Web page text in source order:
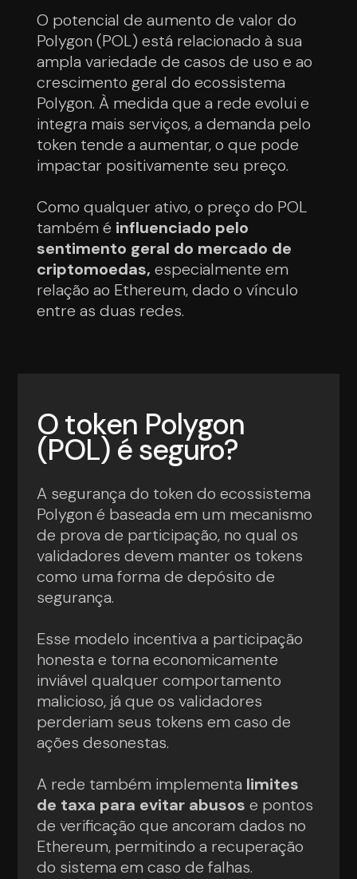
O potencial de aumento de valor do
Polygon (POL) está relacionado à sua
ampla variedade de casos de uso e ao
crescimento geral do ecossistema
Polygon. À medida que a rede evolui e
integra mais serviços, a demanda pelo
token tende a aumentar, o que pode
impactar positivamente seu preço.
Como qualquer ativo, o preço do POL
também é influenciado pelo
sentimento geral do mercado de
criptomoedas, especialmente em
relação ao Ethereum, dado o vínculo
entre as duas redes.
O token Polygon
(POL) é seguro?
A segurança do token do ecossistema
Polygon é baseada em um mecanismo
de prova de participação, no qual os
validadores devem manter os tokens
como uma forma de depósito de
segurança.
Esse modelo incentiva a participação
honesta e torna economicamente
inviável qualquer comportamento
malicioso, já que os validadores
perderiam seus tokens em caso de
ações desonestas.
A rede também implementa limites
de taxa para evitar abusos e pontos
de verificação que ancoram dados no
Ethereum, permitindo a recuperação
do sistema em caso de falhas.